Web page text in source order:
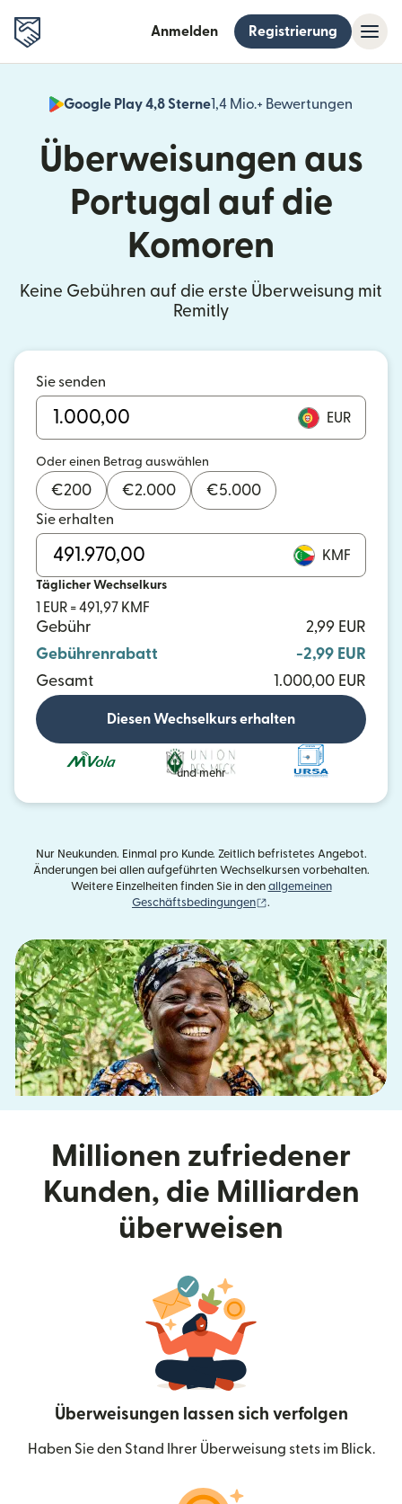
Anmelden Registrierung
Google Play 4,8 Sterne1,4 Mio.+ Bewertungen
Überweisungen aus
Portugal auf die
Komoren
Keine Gebühren auf die erste Überweisung mit
Remitly
Sie senden
EUR
Oder einen Betrag auswählen
€200 €2.000 €5.000
Sie erhalten
KMF
Täglicher Wechselkurs
1 EUR = 491,97 KMF
Gebühr
2,99 EUR
Gebührenrabatt
-2,99 EUR
Gesamt
1.000,00 EUR
Diesen Wechselkurs erhalten
und mehr
Nur Neukunden. Einmal pro Kunde. Zeitlich befristetes Angebot.
Änderungen bei allen aufgeführten Wechselkursen vorbehalten.
Weitere Einzelheiten finden Sie in den allgemeinen
Geschäftsbedingungen
.
Millionen zufriedener
Kunden, die Milliarden
überweisen
Überweisungen lassen sich verfolgen
Haben Sie den Stand Ihrer Überweisung stets im Blick.